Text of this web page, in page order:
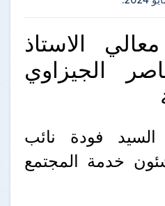
الاستاذ
الجيزاوي
السيد فودة نائب
خدمة المجتمع